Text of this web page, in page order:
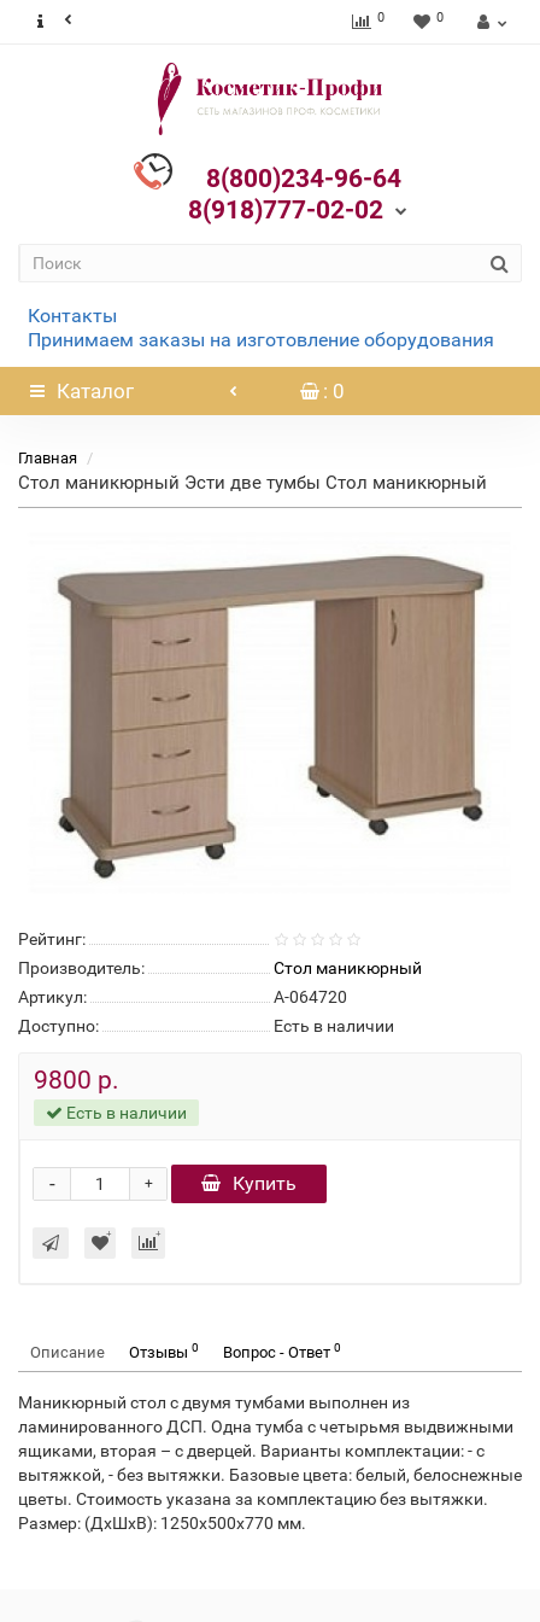
0 0
8(800)234-96-64
8(918)777-02-02
Контакты
Принимаем заказы на изготовление оборудования
Каталог : 0
Главная
Стол маникюрный Эсти две тумбы Стол маникюрный
Рейтинг:
Производитель:
Стол маникюрный
Артикул:
А-064720
Доступно:
Есть в наличии
9800 р.
Есть в наличии
+
- Купить
Описание Отзывы 0 Вопрос - Ответ 0
Маникюрный стол с двумя тумбами выполнен из
ламинированного ДСП. Одна тумба с четырьмя выдвижными
ящиками, вторая – с дверцей. Варианты комплектации: - с
вытяжкой, - без вытяжки. Базовые цвета: белый, белоснежные
цветы. Стоимость указана за комплектацию без вытяжки.
Размер: (ДхШхВ): 1250х500х770 мм.